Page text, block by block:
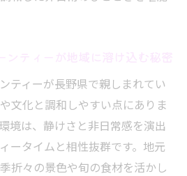
ティーが長野県で親しまれてい
文化と調和しやすい点にありま
境は、静けさと非日常感を演出
ータイムと相性抜群です。地元
折々の景色や旬の食材を活かし